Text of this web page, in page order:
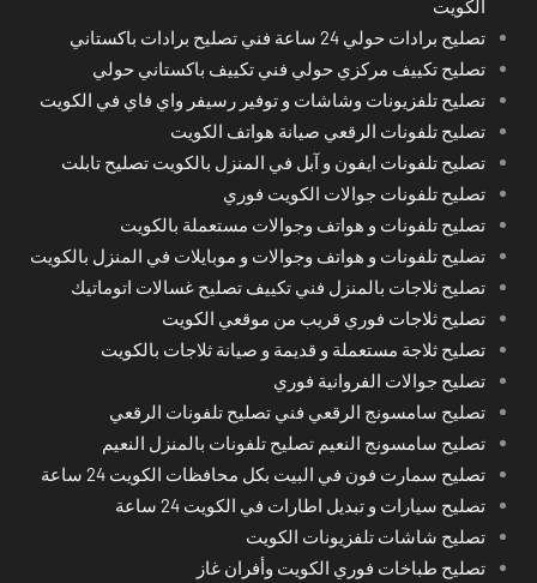
الكويت
تصليح برادات حولي 24 ساعة فني تصليح برادات باكستاني
تصليح تكييف مركزي حولي فني تكييف باكستاني حولي
تصليح تلفزيونات وشاشات و توفير رسيفر واي فاي في الكويت
تصليح تلفونات الرقعي صيانة هواتف الكويت
تصليح تلفونات ايفون و آبل في المنزل بالكويت تصليح تابلت
تصليح تلفونات جوالات الكويت فوري
تصليح تلفونات و هواتف وجوالات مستعملة بالكويت
تصليح تلفونات و هواتف وجوالات و موبايلات في المنزل بالكويت
تصليح ثلاجات بالمنزل فني تكييف تصليح غسالات اتوماتيك
تصليح ثلاجات فوري قريب من موقعي الكويت
تصليح ثلاجة مستعملة و قديمة و صيانة ثلاجات بالكويت
تصليح جوالات الفروانية فوري
تصليح سامسونج الرقعي فني تصليح تلفونات الرقعي
تصليح سامسونج النعيم تصليح تلفونات بالمنزل النعيم
تصليح سمارت فون في البيت بكل محافظات الكويت 24 ساعة
تصليح سيارات و تبديل اطارات في الكويت 24 ساعة
تصليح شاشات تلفزيونات الكويت
تصليح طباخات فوري الكويت وأفران غاز